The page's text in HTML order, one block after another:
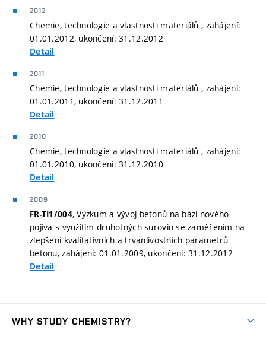
2012
Chemie, technologie a vlastnosti materiálů , zahájení:
01.01.2012, ukončení: 31.12.2012
Detail
2011
Chemie, technologie a vlastnosti materiálů , zahájení:
01.01.2011, ukončení: 31.12.2011
Detail
2010
Chemie, technologie a vlastnosti materiálů , zahájení:
01.01.2010, ukončení: 31.12.2010
Detail
2009
FR-TI1/004, Výzkum a vývoj betonů na bázi nového
pojiva s využitím druhotných surovin se zaměřením na
zlepšení kvalitativních a trvanlivostních parametrů
betonu, zahájení: 01.01.2009, ukončení: 31.12.2012
Detail
WHY STUDY CHEMISTRY?